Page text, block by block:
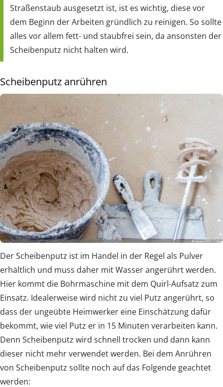
Straßenstaub ausgesetzt ist, ist es wichtig, diese vor
dem Beginn der Arbeiten gründlich zu reinigen. So sollte
alles vor allem fett- und staubfrei sein, da ansonsten der
Scheibenputz nicht halten wird.
Scheibenputz anrühren
Der Scheibenputz ist im Handel in der Regel als Pulver
erhältlich und muss daher mit Wasser angerührt werden.
Hier kommt die Bohrmaschine mit dem Quirl-Aufsatz zum
Einsatz. Idealerweise wird nicht zu viel Putz angerührt, so
dass der ungeübte Heimwerker eine Einschätzung dafür
bekommt, wie viel Putz er in 15 Minuten verarbeiten kann.
Denn Scheibenputz wird schnell trocken und dann kann
dieser nicht mehr verwendet werden. Bei dem Anrühren
von Scheibenputz sollte noch auf das Folgende geachtet
werden: